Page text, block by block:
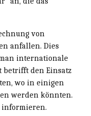
von
anfallen. Dies
internationale
betrifft den Einsatz
wo in einigen
werden könnten.
informieren.